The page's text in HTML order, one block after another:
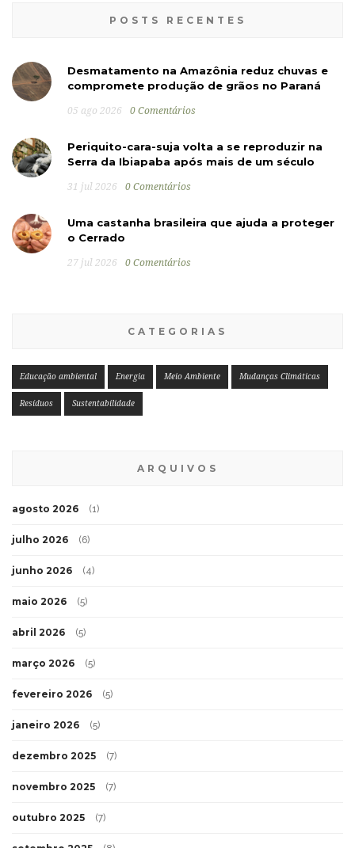
POSTS RECENTES
Desmatamento na Amazônia reduz chuvas e
compromete produção de grãos no Paraná
05 ago 2026 0 Comentários
Periquito-cara-suja volta a se reproduzir na
Serra da Ibiapaba após mais de um século
31 jul 2026 0 Comentários
Uma castanha brasileira que ajuda a proteger
o Cerrado
27 jul 2026 0 Comentários
CATEGORIAS
Educação ambiental Energia Meio Ambiente Mudanças Climáticas
Resíduos Sustentabilidade
ARQUIVOS
agosto 2026 (1)
julho 2026 (6)
junho 2026 (4)
maio 2026 (5)
abril 2026 (5)
março 2026 (5)
fevereiro 2026 (5)
janeiro 2026 (5)
dezembro 2025 (7)
novembro 2025 (7)
outubro 2025 (7)